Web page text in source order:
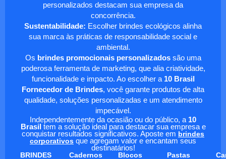
personalizados destacam sua empresa da
concorrência.
Sustentabilidade: Escolher brindes ecológicos alinha
sua marca às práticas de responsabilidade social e
ambiental.
Os brindes promocionais personalizadossão uma
poderosa ferramenta de marketing, que alia criatividade,
funcionalidade e impacto. Ao escolher a 10 Brasil
Fornecedor de Brindes, você garante produtos de alta
qualidade, soluções personalizadas e um atendimento
impecável.
Independentemente da ocasião ou do público, a 10
Brasil tem a solução ideal para destacar sua empresa e
conquistar resultados significativos. Aposte em brindes
corporativos que agregam valor e encantam seus
destinatários!
BRINDES
Cadernos Blocos Pastas